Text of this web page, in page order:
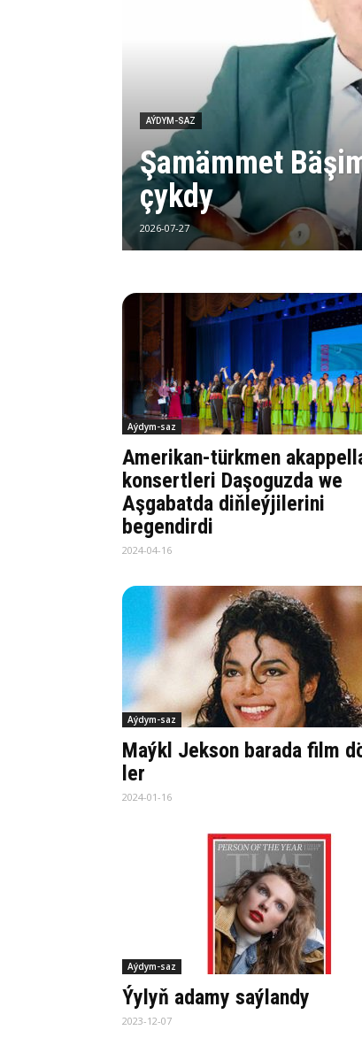
AÝDYM-SAZ
Şamämmet
çykdy
2026-07-27
Aýdym-saz
Amerikan-türkmen
konsertleri Daşoguzda we
Aşgabatda diňleýjilerini
begendirdi
2024-04-16
Aýdym-saz
Maýkl Jek­son ba­ra­da film
ler
2024-01-16
Aýdym-saz
Ýylyň adamy saýlandy
2023-12-07